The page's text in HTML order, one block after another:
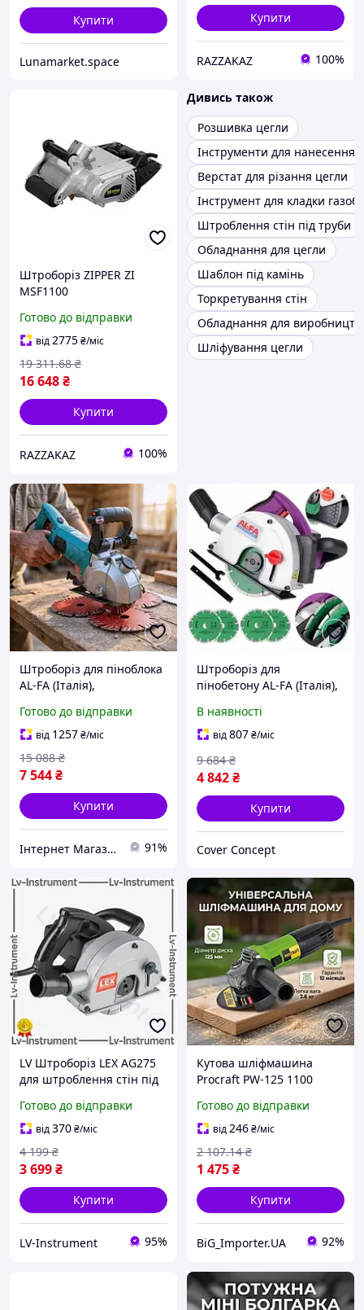
Купити
Lunamarket.space
Купити
RAZZAKAZ 100%
Штроборіз ZIPPER ZI
MSF1100
штроблення бетон цегла
регулювання глибини
пилозахист
Готово до відправки
від2775₴/міс
16 648₴
19 311.68 ₴
Купити
RAZZAKAZ 100%
Дивись також
Розшивка цегли
Інструменти для нанесення
Верстат для різання цегли
Інструмент для кладки
Штроблення стін під труби
Обладнання для цегли
Шаблон під камінь
Торкретування стін
Обладнання для
Шліфування цегли
Штроборіз для піноблока
AL-FA (Італія),
труби, Штроборізи-
борозноділи, Борозноділ,
Машинка для
штроблення, MTS
Готово до відправки
від 1257₴/міс
7 544₴
15 088 ₴
Купити
Інтернет Магазин "StepShop" 91%
Штроборіз для
пінобетону AL-FA (Італія),
штроблення, Штроборіз
борозник, Штроборіз
стін, FRC
В наявності
від807₴/міс
4 842₴
9 684 ₴
Купити
Cover Concept
LV Штроборіз LEX AG275
для штроблення стін під
алмазними дисками 150
мм TOP|LV
Готово до відправки
від370₴/міс
3 699₴
4 199 ₴
Купити
LV-Instrument 95%
Кутова шліфмашина
Procraft PW-125 1100
плитки та штроблення
стін, 1100 Вт, 11000 об хв,
для металу
Готово до відправки
від246₴/міс
1 475₴
2 107.14 ₴
Купити
BiG_Importer.UA 92%